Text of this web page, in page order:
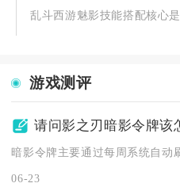
乱斗西游魅影技能搭配核心
游戏测评
请问影之刃暗影令牌该
06-23